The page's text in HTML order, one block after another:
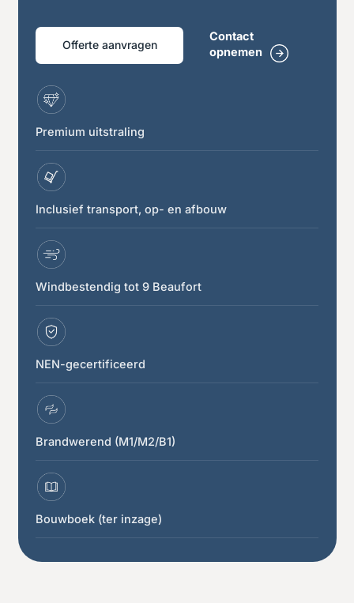
Offerte aanvragen
Contact
opnemen
Premium uitstraling
Inclusief transport, op- en afbouw
Windbestendig tot 9 Beaufort
NEN-gecertificeerd
Brandwerend (M1/M2/B1)
Bouwboek (ter inzage)